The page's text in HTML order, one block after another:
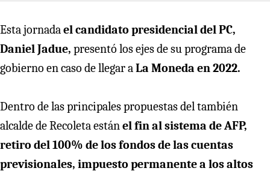
Esta jornadael candidato presidencial del PC,
Daniel Jadue, presentó los ejes de su programa de
gobierno en caso de llegar aLa Moneda en 2022.
Dentro de las principales propuestas del también
alcalde de Recoleta estánel fin al sistema de AFP,
retiro del 100% de los fondos de las cuentas
previsionales, impuesto permanente a los altos